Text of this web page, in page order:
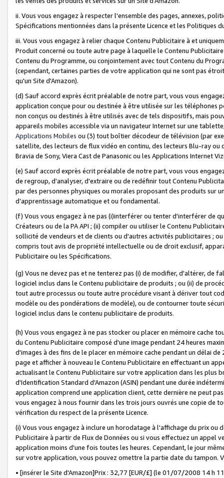
ii. Vous vous engagez à respecter l'ensemble des pages, annexes,
Spécifications mentionnées dans la présente Licence et les Politiques
iii. Vous vous engagez à relier chaque Contenu Publicitaire à et
Produit concerné ou toute autre page à laquelle le Contenu
Contenu du Programme, ou conjointement avec tout Contenu du
(cependant, certaines parties de votre application qui ne sont pas
qu'un Site d'Amazon).
(d) Sauf accord exprès écrit préalable de notre part, vous vous
application conçue pour ou destinée à être utilisée sur les téléphones
non conçus ou destinés à être utilisés avec de tels dispositifs, mais
appareils mobiles accessible via un navigateur Internet sur une
Applications Mobiles ou (3) tout boîtier décodeur de télévision (par
satellite, des lecteurs de flux vidéo en continu, des lecteurs Blu-ray
Bravia de Sony, Viera Cast de Panasonic ou les Applications Internet
(e) Sauf accord exprès écrit préalable de notre part, vous vous
de regroup, d'analyser, d'extraire ou de redéfinir tout Contenu
par des personnes physiques ou morales proposant des produits sur
d’apprentissage automatique et ou fondamental.
(f) Vous vous engagez à ne pas (i)interférer ou tenter d'interférer de
Créateurs ou de la PA API ; (ii) compiler ou utiliser le Contenu
sollicité de vendeurs et de clients ou d'autres activités publicitaires ;
compris tout avis de propriété intellectuelle ou de droit exclusif,
Publicitaire ou les Spécifications.
(g) Vous ne devez pas et ne tenterez pas (i) de modifier, d'altérer, de
logiciel inclus dans le Contenu publicitaire de produits ; ou (ii) de
tout autre processus ou toute autre procédure visant à dériver tout
modèle ou des pondérations de modèle), ou de contourner toute
logiciel inclus dans le contenu publicitaire de produits.
(h) Vous vous engagez à ne pas stocker ou placer en mémoire cache
du Contenu Publicitaire composé d'une image pendant 24 heures
d'images à des fins de le placer en mémoire cache pendant un délai
page et afficher à nouveau le Contenu Publicitaire en effectuant un
actualisant le Contenu Publicitaire sur votre application dans les plus
d'Identification Standard d'Amazon (ASIN) pendant une durée
application comprend une application client, cette dernière ne peut
vous engagez à nous fournir dans les trois jours ouvrés une copie de
vérification du respect de la présente Licence.
(i) Vous vous engagez à inclure un horodatage à l'affichage du prix
Publicitaire à partir de Flux de Données ou si vous effectuez un appel
application moins d'une fois toutes les heures. Cependant, le jour
sur votre application, vous pouvez omettre la partie date du tampon.
• [insérer le Site d'Amazon]Prix : 32,77 [EUR/£] (le 01/07/2008 14 h